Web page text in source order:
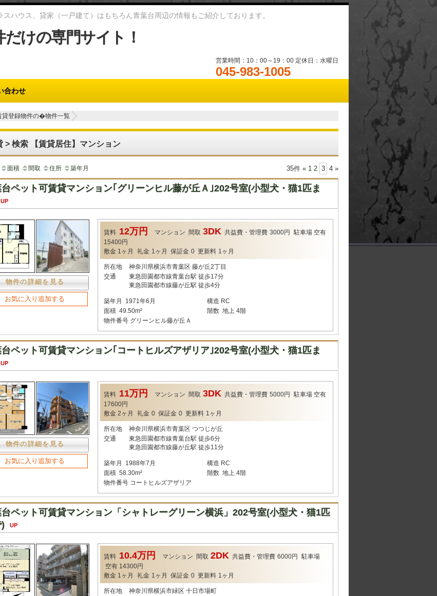
ハウス、貸家（一戸建て）はもちろん青葉台周辺の情報もご紹介しております。
けの専門サイト！
営業時間：10：00～19：00 定休日：水曜日
045-983-1005
合わせ
貸登録物件の�物件一覧
> 検索 【賃貸居住】マンション
面積 間取 住所 築年月 35件 « 1 2 3 4 »
ペット可賃貸マンション｢グリーンヒル藤が丘Ａ｣202号室(小型犬・猫1匹ま
UP
物件の詳細を見る
お気に入り追加する
賃料 12万円 マンション 間取 3DK 共益費・管理費 3000円 駐車場 空有
15400円
敷金 1ヶ月 礼金 1ヶ月 保証金 0 更新料 1ヶ月
所在地
神奈川県横浜市青葉区 藤が丘2丁目
交通
東急田園都市線青葉台駅 徒歩17分
東急田園都市線藤が丘駅 徒歩4分
築年月 1971年6月 構造 RC
面積 49.50m² 階数 地上 4階
物件番号 グリーンヒル藤が丘Ａ
ペット可賃貸マンション｢コートヒルズアザリア｣202号室(小型犬・猫1匹ま
UP
物件の詳細を見る
お気に入り追加する
賃料 11万円 マンション 間取 3DK 共益費・管理費 5000円 駐車場 空有
17600円
敷金 2ヶ月 礼金 0 保証金 0 更新料 1ヶ月
所在地
神奈川県横浜市青葉区 つつじが丘
交通
東急田園都市線青葉台駅 徒歩6分
東急田園都市線藤が丘駅 徒歩11分
築年月 1988年7月 構造 RC
面積 58.30m² 階数 地上 4階
物件番号 コートヒルズアザリア
ペット可賃貸マンション「シャトレーグリーン横浜」202号室(小型犬・猫1匹
)
UP
賃料 10.4万円 マンション 間取 2DK 共益費・管理費 6000円 駐車場
空有 14300円
敷金 1ヶ月 礼金 1ヶ月 保証金 0 更新料 1ヶ月
所在地
神奈川県横浜市緑区 十日市場町